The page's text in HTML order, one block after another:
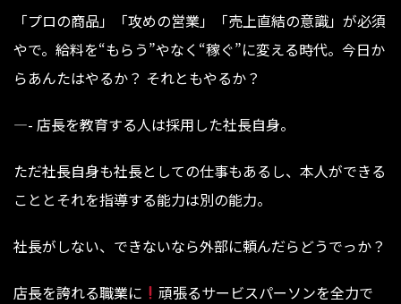
「プロの商品」「攻めの営業」「売上直結の意識」が必須
やで。給料を“もらう”やなく“稼ぐ”に変える時代。今日か
らあんたはやるか？ それともやるか？
—- 店長を教育する人は採用した社長自身。
ただ社長自身も社長としての仕事もあるし、本人ができる
こととそれを指導する能力は別の能力。
社長がしない、できないなら外部に頼んだらどうでっか？
店長を誇れる職業に
⁡⁡⁡⁡⁡⁡⁡⁡⁡⁡⁡⁡⁡⁡⁡⁡⁡⁡⁡⁡頑張るサービスパーソンを全力で